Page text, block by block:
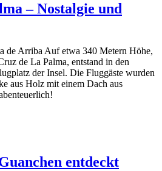
– Nostalgie und
de Arriba Auf etwa 340 Metern Höhe,
de La Palma, entstand in den
der Insel. Die Fluggäste wurden
aus Holz mit einem Dach aus
entdeckt